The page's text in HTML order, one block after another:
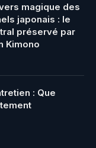
magique des
japonais : le
préservé par
Kimono
: Que